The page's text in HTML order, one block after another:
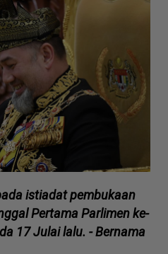
istiadat pembukaan
Pertama Parlimen ke-
17 Julai lalu. - Bernama